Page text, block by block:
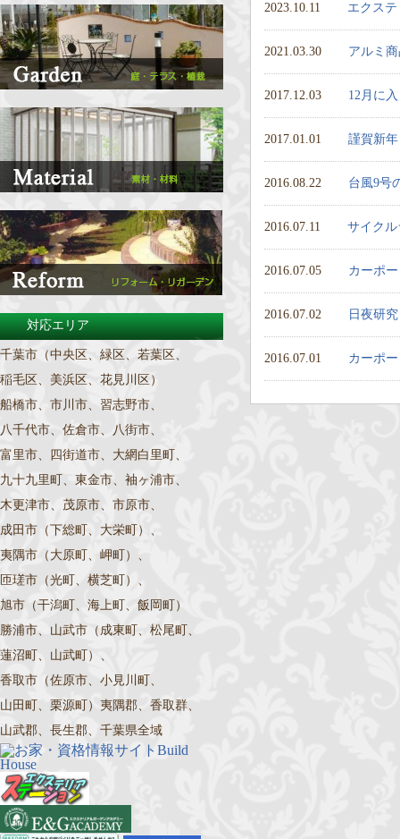
2023.10.11 エクス
2021.03.30 アルミ
2017.12.03 12月に
2017.01.01 謹賀新年
2016.08.22 台風9号
2016.07.11 サイク
2016.07.05 カーポ
2016.07.02 日夜研
2016.07.01 カーポ
対応エリア
千葉市（中央区、緑区、若葉区、
稲毛区、美浜区、花見川区）
船橋市、市川市、習志野市、
八千代市、佐倉市、八街市、
富里市、四街道市、大網白里町、
九十九里町、東金市、袖ヶ浦市、
木更津市、茂原市、市原市、
成田市（下総町、大栄町）、
夷隅市（大原町、岬町）、
匝瑳市（光町、横芝町）、
旭市（干潟町、海上町、飯岡町）
勝浦市、山武市（成東町、松尾町、
蓮沼町、山武町）、
香取市（佐原市、小見川町、
山田町、栗源町）夷隅郡、香取群、
山武郡、長生郡、千葉県全域